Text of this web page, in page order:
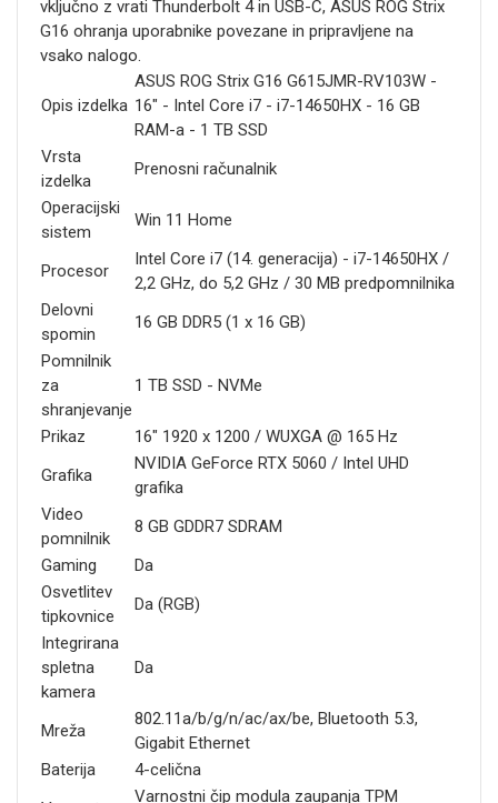
vključno z vrati Thunderbolt 4 in USB-C, ASUS ROG Strix
G16 ohranja uporabnike povezane in pripravljene na
vsako nalogo.
Opis izdelka
ASUS ROG Strix G16 G615JMR-RV103W -
16" - Intel Core i7 - i7-14650HX - 16 GB
RAM-a - 1 TB SSD
Vrsta
izdelka
Prenosni računalnik
Operacijski
sistem
Win 11 Home
Procesor
Intel Core i7 (14. generacija) - i7-14650HX /
2,2 GHz, do 5,2 GHz / 30 MB predpomnilnika
Delovni
spomin
16 GB DDR5 (1 x 16 GB)
Pomnilnik
za
shranjevanje
1 TB SSD - NVMe
Prikaz
16" 1920 x 1200 / WUXGA @ 165 Hz
Grafika
NVIDIA GeForce RTX 5060 / Intel UHD
grafika
Video
pomnilnik
8 GB GDDR7 SDRAM
Gaming
Da
Osvetlitev
tipkovnice
Da (RGB)
Integrirana
spletna
kamera
Da
Mreža
802.11a/b/g/n/ac/ax/be, Bluetooth 5.3,
Gigabit Ethernet
Baterija
4-celična
Varnostni čip modula zaupanja TPM